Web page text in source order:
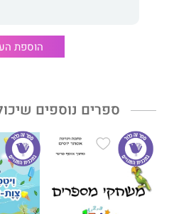
בוגרת תואר שני בתולדות האומנות
"מיכחוליקה" לקלפים, משחקיםהוספת
ספרים נוספים